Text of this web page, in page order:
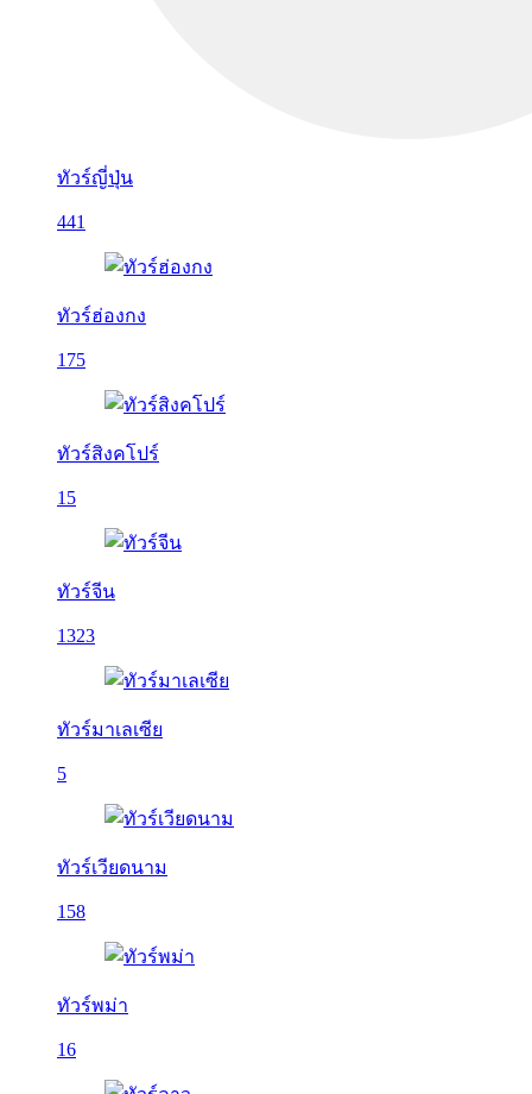
ทัวร์ญี่ปุ่น
441
ทัวร์ฮ่องกง
175
ทัวร์สิงคโปร์
15
ทัวร์จีน
1323
ทัวร์มาเลเซีย
5
ทัวร์เวียดนาม
158
ทัวร์พม่า
16